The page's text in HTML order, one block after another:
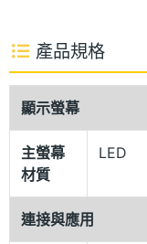
同步資料
app 同步資料，
使用免費的
器放到 iPhone、
產品規格
顯示螢幕
主螢幕
材質
LED
連接與應用